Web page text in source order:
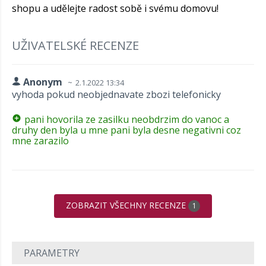
shopu a udělejte radost sobě i svému domovu!
UŽIVATELSKÉ RECENZE
Anonym 2.1.2022 13:34
vyhoda pokud neobjednavate zbozi telefonicky
pani hovorila ze zasilku neobdrzim do vanoc a
druhy den byla u mne pani byla desne negativni coz
mne zarazilo
ZOBRAZIT VŠECHNY RECENZE 1
PARAMETRY